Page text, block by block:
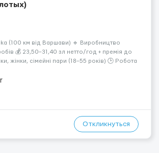
(100 км від Варшави) 🔹 Виробництво
💰 23,50–31,40 зл нетто/год + премія до
жінки, сімейні пари (18–55 років) 🕒 Робота
Обов...
Откликнуться